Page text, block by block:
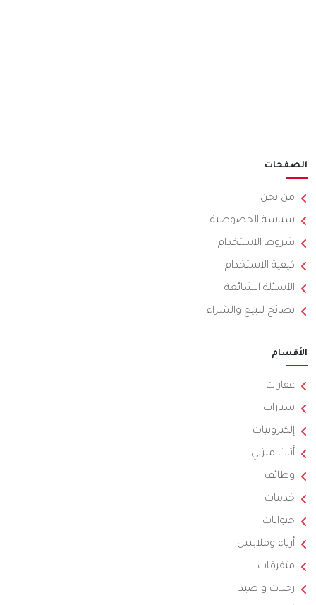
الصفحات
من نحن
سياسة الخصوصية
شروط الاستخدام
كيفية الاستخدام
الأسئلة الشائعة
نصائح للبيع والشراء
الأقسام
عقارات
سيارات
إلكترونيات
أثاث منزلي
وظائف
خدمات
حيوانات
أزياء وملابس
متفرقات
رحلات و صيد